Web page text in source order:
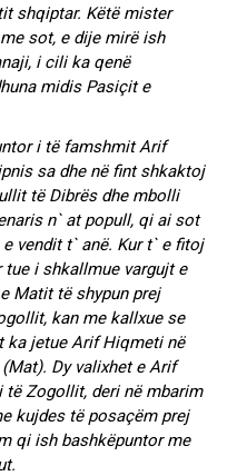
shqiptar. Këtë mister
sot, e dije mirë ish
i cili ka qenë
midis Pasiçit e
i të famshmit Arif
sa dhe në fint shkaktoj
të Dibrës dhe mbolli
n` at popull, qi ai sot
vendit t` anë. Kur t` e fitoj
i shkallmue vargujt e
Matit të shypun prej
kan me kallxue se
ka jetue Arif Hiqmeti në
Dy valixhet e Arif
Zogollit, deri në mbarim
kujdes të posaçëm prej
qi ish bashkëpuntor me